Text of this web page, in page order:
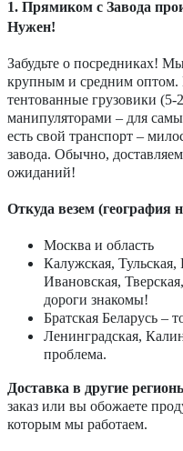
1. Прямиком с Завода
Нужен!
Забудьте о посредниках!
крупным и средним
тентованные грузовики
манипуляторами – для
есть свой транспорт –
завода. Обычно,
ожиданий!
Откуда везем (география
Москва и область
Калужская, Тульская,
Ивановская,
дороги знакомы!
Братская Беларусь –
Ленинградская,
проблема.
Доставка в другие
заказ или вы обожаете
которым мы работаем.